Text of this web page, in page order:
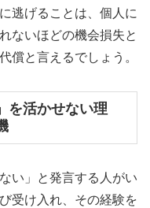
逃げることは、個人に
ないほどの機会損失と
償と言えるでしょう。
を活かせない理
い」と発言する人がい
受け入れ、その経験を